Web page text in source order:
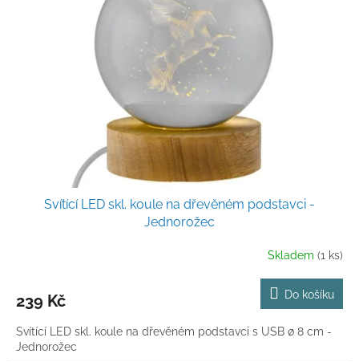
Svítící LED skl. koule na dřevěném podstavci -
Jednorožec
Skladem (1 ks)
239 Kč Do košíku
Svítící LED skl. koule na dřevěném podstavci s USB ø 8 cm -
Jednorožec